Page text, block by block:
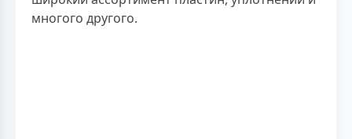
многого другого.